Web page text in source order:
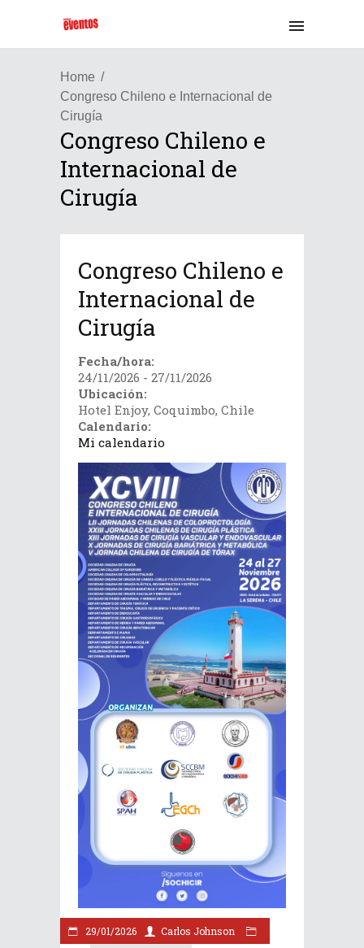
Home
Congreso Chileno e Internacional de
Cirugía
Congreso Chileno e
Internacional de
Cirugía
29/01/2026 Carlos Johnson
Congreso Chileno e
Internacional de
Cirugía
Fecha/hora:
24/11/2026 - 27/11/2026
Ubicación:
Hotel Enjoy, Coquimbo, Chile
Calendario:
Mi calendario